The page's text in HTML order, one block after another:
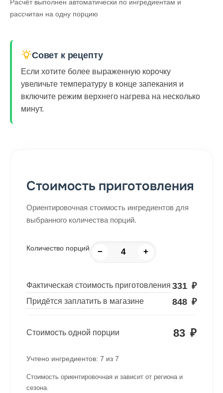
Расчёт выполнен автоматически по ингредиентам и
рассчитан на одну порцию
Совет к рецепту
Если хотите более выраженную корочку
увеличьте температуру в конце запекания и
включите режим верхнего нагрева на несколько
минут.
Стоимость приготовления
Ориентировочная стоимость ингредиентов для
выбранного количества порций.
Количество порций − +
Фактическая стоимость приготовления 331 ₽
Придётся заплатить в магазине 848 ₽
Стоимость одной порции 83 ₽
Учтено ингредиентов: 7 из 7
Стоимость ориентировочная и зависит от региона и
сезона.